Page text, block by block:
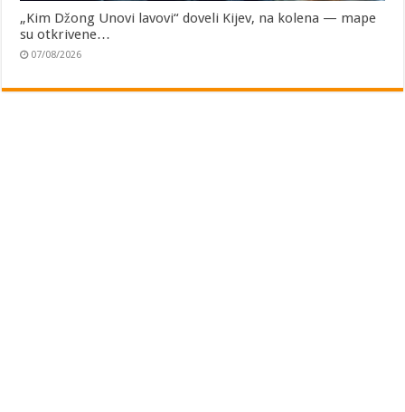
„Kim Džong Unovi lavovi“ doveli Kijev, na kolena — mape
su otkrivene…
07/08/2026